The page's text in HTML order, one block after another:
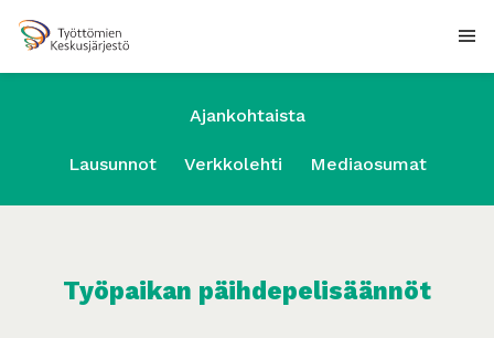
Ajankohtaista
Lausunnot Verkkolehti Mediaosumat
Työpaikan päihdepelisäännöt